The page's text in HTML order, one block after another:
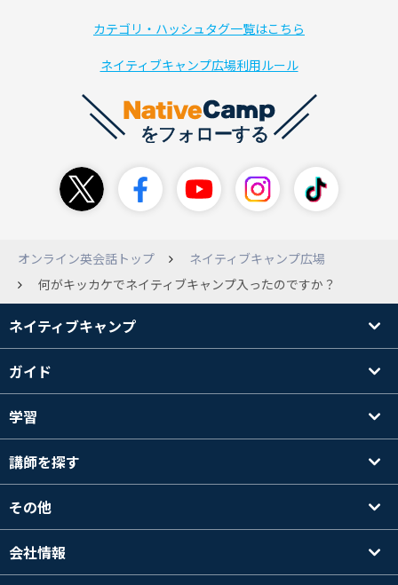
カテゴリ・ハッシュタグ一覧はこちら
ネイティブキャンプ広場利用ルール
オンライン英会話トップ
ネイティブキャンプ広場
何がキッカケでネイティブキャンプ入ったのですか？
ネイティブキャンプ
ガイド
学習
講師を探す
その他
会社情報